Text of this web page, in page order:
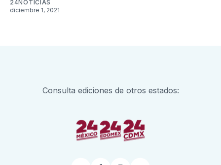
24NOTICIAS
diciembre 1, 2021
Consulta ediciones de otros estados: